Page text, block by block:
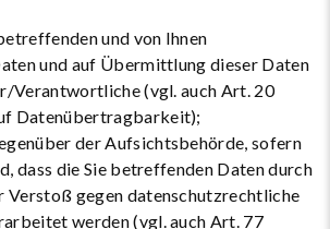
und von Ihnen
und auf Übermittlung dieser Daten
Verantwortliche (vgl. auch Art. 20
Datenübertragbarkeit);
der Aufsichtsbehörde, sofern
dass die Sie betreffenden Daten durch
Verstoß gegen datenschutzrechtliche
werden (vgl. auch Art. 77